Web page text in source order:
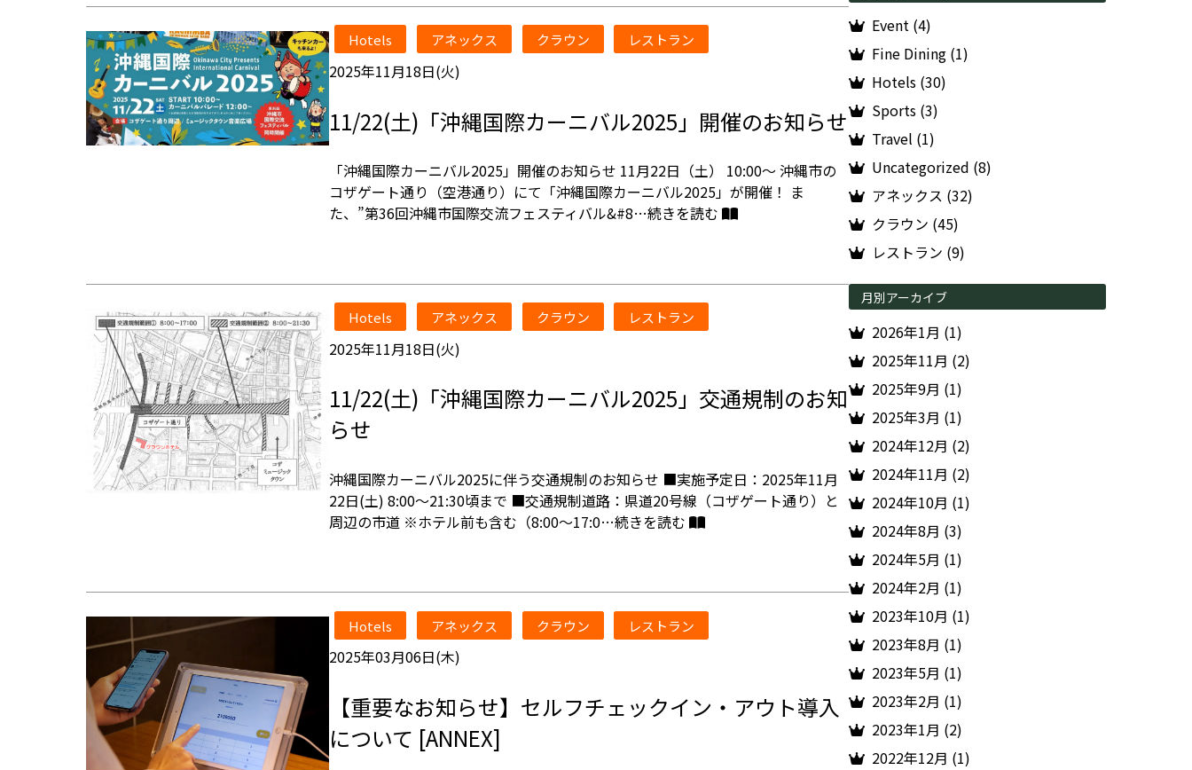
Hotels アネックス クラウン レストラン
2025年11月18日(火)
11/22(土)「沖縄国際カーニバル2025」開催のお知らせ
「沖縄国際カーニバル2025」開催のお知らせ 11月22日（土） 10:00～ 沖縄市の
コザゲート通り（空港通り）にて「沖縄国際カーニバル2025」が開催！ ま
た、”第36回沖縄市国際交流フェスティバル&#8…続きを読む
Hotels アネックス クラウン レストラン
2025年11月18日(火)
11/22(土)「沖縄国際カーニバル2025」交通規制のお知
らせ
沖縄国際カーニバル2025に伴う交通規制のお知らせ ■実施予定日：2025年11月
22日(土) 8:00～21:30頃まで ■交通規制道路：県道20号線（コザゲート通り）と
周辺の市道 ※ホテル前も含む（8:00～17:0…続きを読む
Hotels アネックス クラウン レストラン
2025年03月06日(木)
【重要なお知らせ】セルフチェックイン・アウト導入
について [ANNEX]
Event (4)
Fine Dining (1)
Hotels (30)
Sports (3)
Travel (1)
Uncategorized (8)
アネックス (32)
クラウン (45)
レストラン (9)
月別アーカイブ
2026年1月 (1)
2025年11月 (2)
2025年9月 (1)
2025年3月 (1)
2024年12月 (2)
2024年11月 (2)
2024年10月 (1)
2024年8月 (3)
2024年5月 (1)
2024年2月 (1)
2023年10月 (1)
2023年8月 (1)
2023年5月 (1)
2023年2月 (1)
2023年1月 (2)
2022年12月 (1)